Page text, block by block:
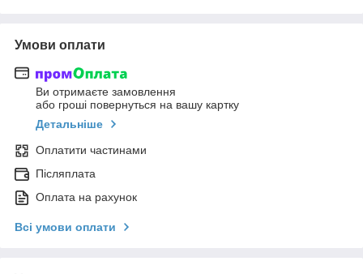
Умови оплати
Ви отримаєте замовлення
або гроші повернуться на вашу картку
Детальніше
Оплатити частинами
Післяплата
Оплата на рахунок
Всі умови оплати